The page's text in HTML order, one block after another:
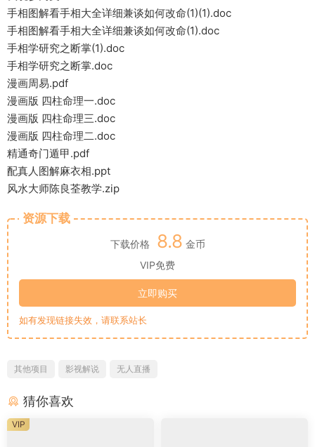
手相图解看手相大全详细兼谈如何改命(1)(1).doc
手相图解看手相大全详细兼谈如何改命(1).doc
手相学研究之断掌(1).doc
手相学研究之断掌.doc
漫画周易.pdf
漫画版 四柱命理一.doc
漫画版 四柱命理三.doc
漫画版 四柱命理二.doc
精通奇门遁甲.pdf
配真人图解麻衣相.ppt
风水大师陈良荃教学.zip
资源下载
下载价格 8.8 金币
VIP免费
立即购买
如有发现链接失效，请联系站长
其他项目 影视解说 无人直播
猜你喜欢
VIP